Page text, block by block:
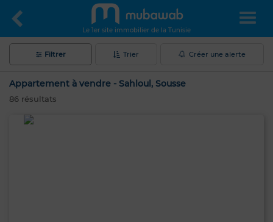
Le 1er site immobilier de la Tunisie
Filtrer Trier Créer une alerte
Appartement à vendre - Sahloul, Sousse
86 résultats